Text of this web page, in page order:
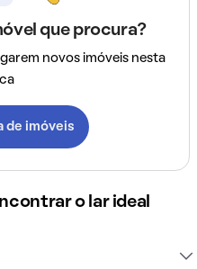
que procura?
novos imóveis nesta
de imóveis
o lar ideal